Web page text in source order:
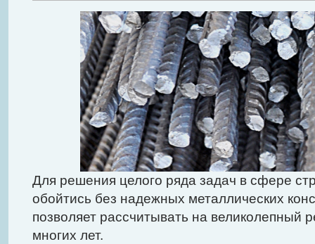
Для решения целого ряда задач в сфере
обойтись без надежных металлических
позволяет рассчитывать на великолепный
многих лет.